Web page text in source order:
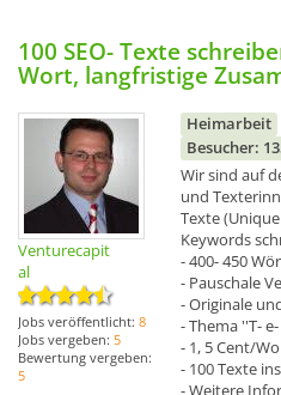
100 SEO- Texte
Wort, langfristige
Venturecapit
al
Jobs veröffentlicht: 8
Jobs vergeben: 5
Bewertung vergeben:
5
Heimarbeit
Besucher:
Wir sind auf
und
Texte
Keywords
- 400- 450
- Pauschale
- Originale
- Thema ''T-
- 1, 5 Cent/
- 100 Texte
- Weitere